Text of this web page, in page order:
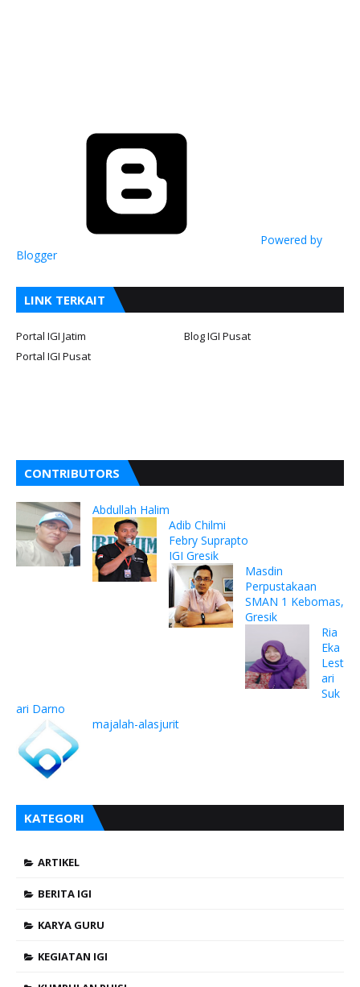
Powered by
Blogger
LINK TERKAIT
Portal IGI Jatim
Blog IGI Pusat
Portal IGI Pusat
CONTRIBUTORS
Abdullah Halim
Adib Chilmi
Febry Suprapto
IGI Gresik
Masdin
Perpustakaan
SMAN 1 Kebomas,
Gresik
Ria
Eka
Lest
ari
Suk
ari Darno
majalah-alasjurit
KATEGORI
ARTIKEL
BERITA IGI
KARYA GURU
KEGIATAN IGI